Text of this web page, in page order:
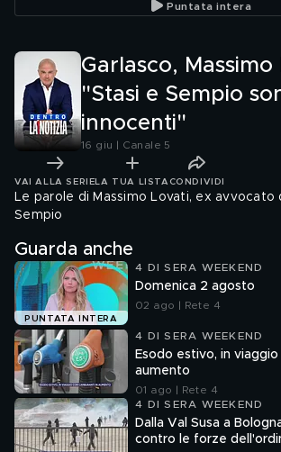
tranquille"
Puntata intera
Garlasco, Massimo
"Stasi e Sempio
innocenti"
16 giu | Canale 5
VAI ALLA SERIE LA TUA LISTA CONDIVIDI
Le parole di Massimo Lovati, ex avvocato
Sempio
Guarda anche
PUNTATA INTERA
4 DI SERA WEEKEND
Domenica 2 agosto
02 ago | Rete 4
4 DI SERA WEEKEND
Esodo estivo, in
aumento
01 ago | Rete 4
4 DI SERA WEEKEND
Dalla Val Susa a
contro le forze